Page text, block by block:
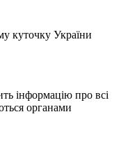
куточку України
інформацію про всі
органами